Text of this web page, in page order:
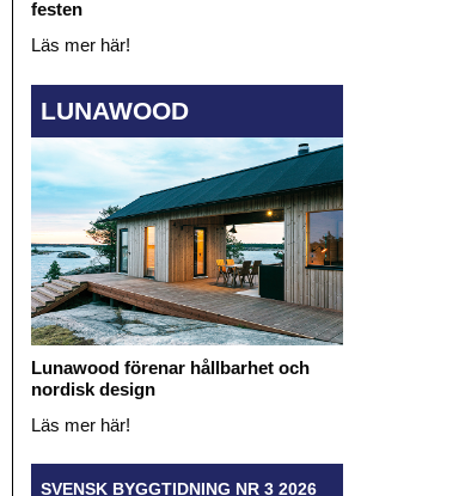
festen
Läs mer här!
LUNAWOOD
Lunawood förenar hållbarhet och
nordisk design
Läs mer här!
SVENSK BYGGTIDNING NR 3 2026